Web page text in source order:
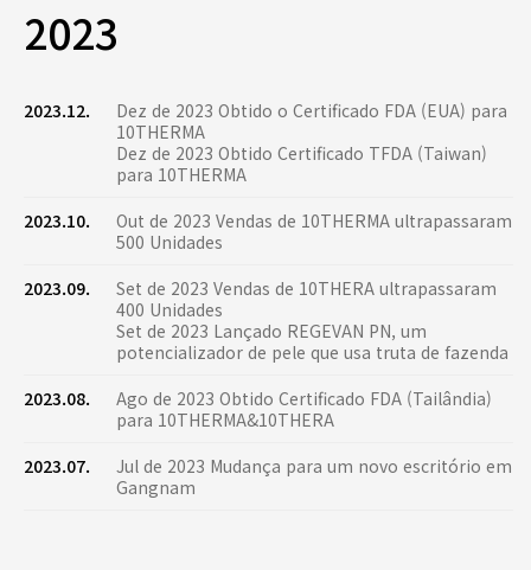
2023
2023.12.
Dez de 2023 Obtido o Certificado FDA (EUA) para
10THERMA
Dez de 2023 Obtido Certificado TFDA (Taiwan)
para 10THERMA
2023.10.
Out de 2023 Vendas de 10THERMA ultrapassaram
500 Unidades
2023.09.
Set de 2023 Vendas de 10THERA ultrapassaram
400 Unidades
Set de 2023 Lançado REGEVAN PN, um
potencializador de pele que usa truta de fazenda
2023.08.
Ago de 2023 Obtido Certificado FDA (Tailândia)
para 10THERMA&10THERA
2023.07.
Jul de 2023 Mudança para um novo escritório em
Gangnam